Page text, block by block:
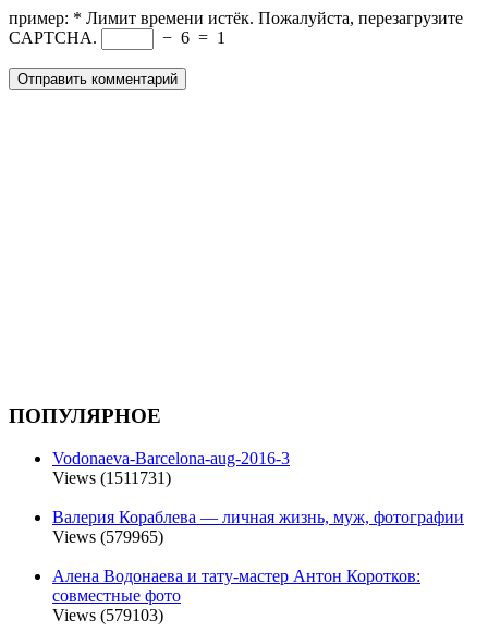
пример: * Лимит времени истёк. Пожалуйста, перезагрузите
CAPTCHA.
− 6 = 1
ПОПУЛЯРНОЕ
Vodonaeva-Barcelona-aug-2016-3
Views (1511731)
Валерия Кораблева — личная жизнь, муж, фотографии
Views (579965)
Алена Водонаева и тату-мастер Антон Коротков:
совместные фото
Views (579103)